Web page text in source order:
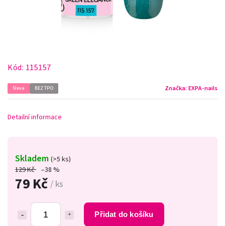
Kód: 115157
Sleva BEZ TPO Značka: EXPA-nails
129 Kč –38 %
79 Kč/ ks
Přidat do košíku
Skladem (>5 ks)
Detailní informace